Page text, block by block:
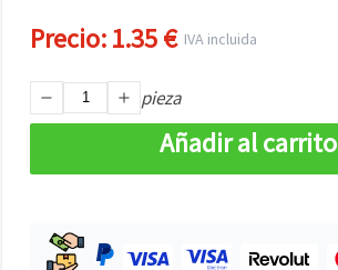
Precio:1.35 €IVA incluida
pieza
Añadir al carrito